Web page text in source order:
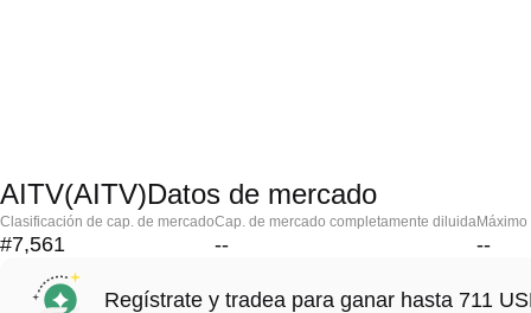
AITV(AITV)Datos de mercado
Clasificación de cap. de mercado
#7,561
Cap. de mercado completamente diluida
-- --
Regístrate y tradea para ganar hasta 711